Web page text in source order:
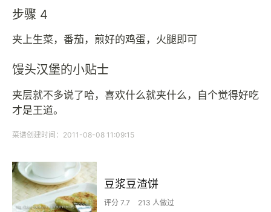
步骤 4
夹上生菜，番茄，煎好的鸡蛋，火腿即可
馒头汉堡的小贴士
夹层就不多说了哈，喜欢什么就夹什么，自个觉得好吃
才是王道。
菜谱创建时间：2011-08-08 11:09:15
豆浆豆渣饼
评分 7.7 213 人做过